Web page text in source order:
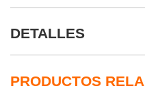
DETALLES
PRODUCTOS